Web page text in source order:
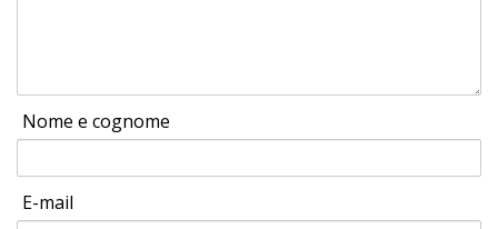
Nome e cognome
E-mail